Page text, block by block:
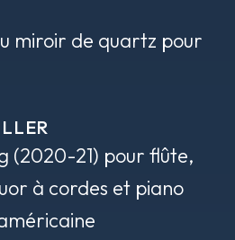
miroir de quartz pour
(2020-21) pour flûte,
à cordes et piano